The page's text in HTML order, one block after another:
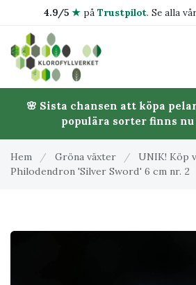
4.9/5 ★på Trustpilot. Se alla
🌸 Sista chansen att köpa
populära sorter finns nu
Hem / Gröna växter / UNIK! Köp
Philodendron 'Silver Sword' 6 cm nr. 2